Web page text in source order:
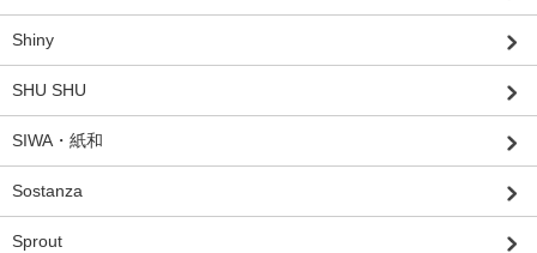
Shiny
SHU SHU
SIWA・紙和
Sostanza
Sprout